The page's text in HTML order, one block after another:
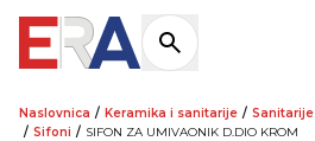
Naslovnica / Keramika i sanitarije / Sanitarije
/ Sifoni / SIFON ZA UMIVAONIK D.DIO KROM